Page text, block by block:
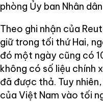
phòng Ủy ban Nhân
Theo ghi nhận của
giữ trong tối thứ Hai,
đó một ngày cũng có
không có số liệu chính
đã được thả. Tuy
của Việt Nam vào tối